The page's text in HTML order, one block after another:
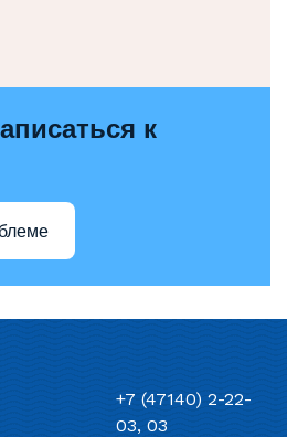
к
+7 (47140) 2-22-
03, 03